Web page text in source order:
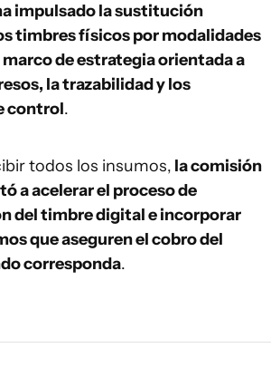
impulsado la sustitución
timbres físicos por modalidades
de estrategia orientada a
la trazabilidad y los
control.
todos los insumos, la comisión
a acelerar el proceso de
del timbre digital e incorporar
que aseguren el cobro del
corresponda.